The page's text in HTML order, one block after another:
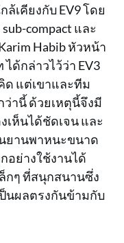
เคียงกับ EV9 โดย
compact และ
Habib หัวหน้า
ด้กล่าวไว้ว่า EV3
ด แต่เขาและทีม
านี้ ด้วยเหตุนี้จึงมี
เห็นได้ชัดเจน และ
ยานพาหนะขนาด
อย่างใช้งานได้
กๆ ที่สนุกสนานซึ่ง
นผลตรงกันข้ามกับ